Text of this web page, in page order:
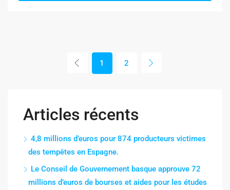
1 2
Articles récents
4,8 millions d’euros pour 874 producteurs victimes
des tempêtes en Espagne.
Le Conseil de Gouvernement basque approuve 72
millions d’euros de bourses et aides pour les études